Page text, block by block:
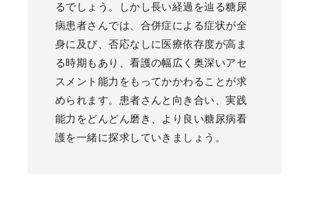
るでしょう。しかし長い経過を辿る糖尿
病患者さんでは、合併症による症状が全
身に及び、否応なしに医療依存度が高ま
る時期もあり、看護の幅広く奥深いアセ
スメント能力をもってかかわることが求
められます。患者さんと向き合い、実践
能力をどんどん磨き、より良い糖尿病看
護を一緒に探求していきましょう。